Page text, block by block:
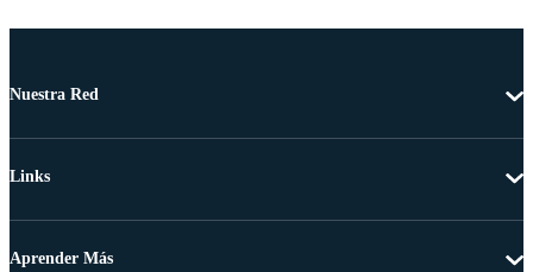
Nuestra Red
Links
Aprender Más